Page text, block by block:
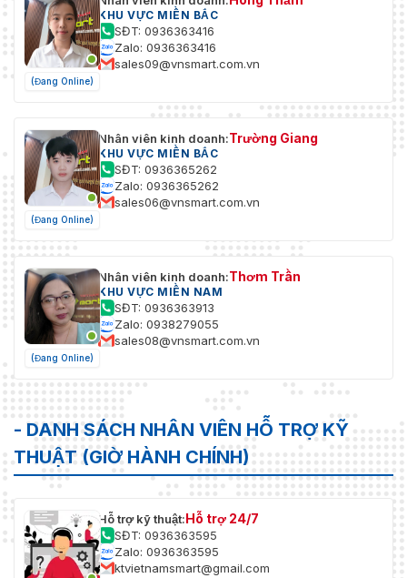
(Đang Online)
KHU VỰC MIỀN BẮC
SĐT: 0936363416
Zalo: 0936363416
sales09@vnsmart.com.vn
(Đang Online)
Nhân viên kinh doanh:Trường Giang
KHU VỰC MIỀN BẮC
SĐT: 0936365262
Zalo: 0936365262
sales06@vnsmart.com.vn
(Đang Online)
Nhân viên kinh doanh:Thơm Trần
KHU VỰC MIỀN NAM
SĐT: 0936363913
Zalo: 0938279055
sales08@vnsmart.com.vn
- DANH SÁCH NHÂN VIÊN HỖ TRỢ KỸ
THUẬT (GIỜ HÀNH CHÍNH)
Hỗ trợ kỹ thuật:Hỗ trợ 24/7
SĐT: 0936363595
Zalo: 0936363595
ktvietnamsmart@gmail.com